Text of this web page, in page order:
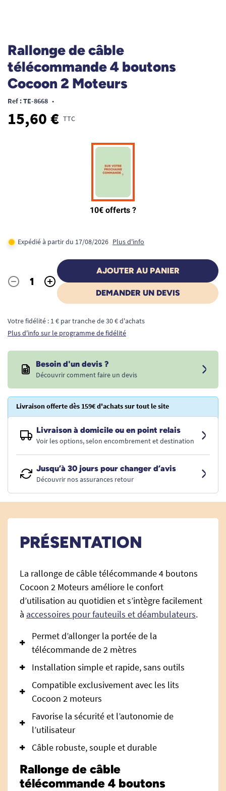
Rallonge de câble
télécommande 4 boutons
Cocoon 2 Moteurs
Ref : TE-8668 •
15,60 € TTC
Expédié à partir du 17/08/2026 Plus d'info
Quantité
- +
AJOUTER AU PANIER
DEMANDER UN DEVIS
Votre fidélité : 1 € par tranche de 30 € d'achats
Plus d'info sur le programme de fidélité
Besoin d'un devis ?
Découvrir comment faire un devis
Livraison offerte dès 159€ d'achats sur tout le site
Livraison à domicile ou en point relais
Voir les options, selon encombrement et destination
Jusqu’à 30 jours pour changer d’avis
Découvrir nos assurances retour
PRÉSENTATION
La rallonge de câble télécommande 4 boutons
Cocoon 2 Moteurs améliore le confort
d’utilisation au quotidien et s’intègre facilement
à accessoires pour fauteuils et déambulateurs.
Permet d’allonger la portée de la
télécommande de 2 mètres
Installation simple et rapide, sans outils
Compatible exclusivement avec les lits
Cocoon 2 moteurs
Favorise la sécurité et l’autonomie de
l’utilisateur
Câble robuste, souple et durable
Rallonge de câble
télécommande 4 boutons